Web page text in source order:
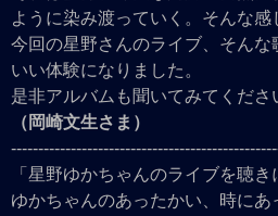
ように染み渡っていく。そんな感
今回の星野さんのライブ、そんな
いい体験になりました。
是非アルバムも聞いてみてくださ
（岡崎文生さま）
「星野ゆかちゃんのライブを聴き
ゆかちゃんのあったかい、時にあ